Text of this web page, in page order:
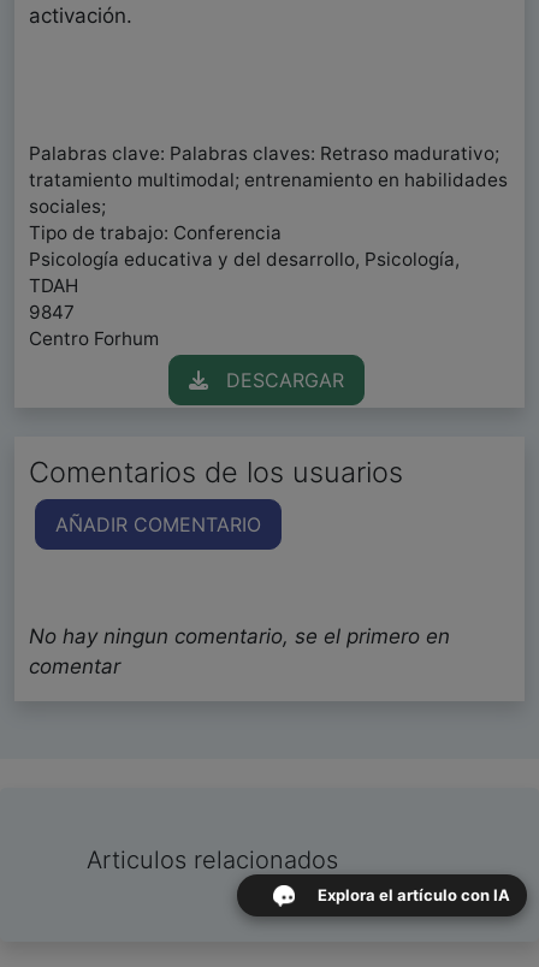
activación.
Palabras clave: Palabras claves: Retraso madurativo;
tratamiento multimodal; entrenamiento en habilidades
sociales;
Tipo de trabajo: Conferencia
Psicología educativa y del desarrollo, Psicología,
TDAH
9847
Centro Forhum
DESCARGAR
Comentarios de los usuarios
AÑADIR COMENTARIO
No hay ningun comentario, se el primero en
comentar
Articulos relacionados
Explora el artículo con IA